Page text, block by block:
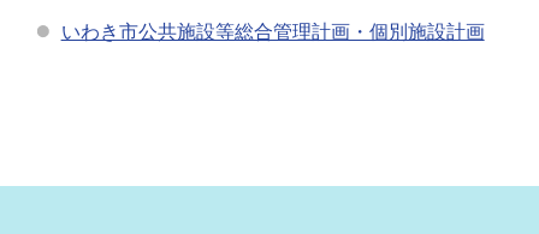
いわき市公共施設等総合管理計画・個別施設計画